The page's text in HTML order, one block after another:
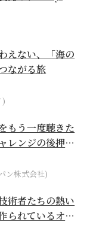
えない、「海の
ながる旅
)
もう一度聴きた
レンジの後押し
ン株式会社)
術者たちの熱い
られているオー